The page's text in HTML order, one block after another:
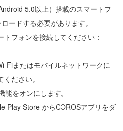
5.0以上）搭載のスマートフ
ードする必要があります。
フォンを接続してください：
Fiまたはモバイルネットワークに
ださい。
をオンにします。
Play Store からCOROSアプリをダ